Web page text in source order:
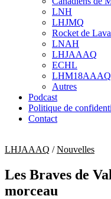
sub
menu
LNH
LHJMQ
Rocket de
LNAH
LHJAAAQ
ECHL
LHM18AAAQ
Autres
Podcast
Politique de
Contact
LHJAAAQ /Nouvelles
Les Braves de
morceau